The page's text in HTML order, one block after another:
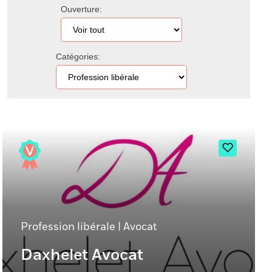
Ouverture:
Catégories:
Profession libérale | Avocat
Daxhelet Avocat